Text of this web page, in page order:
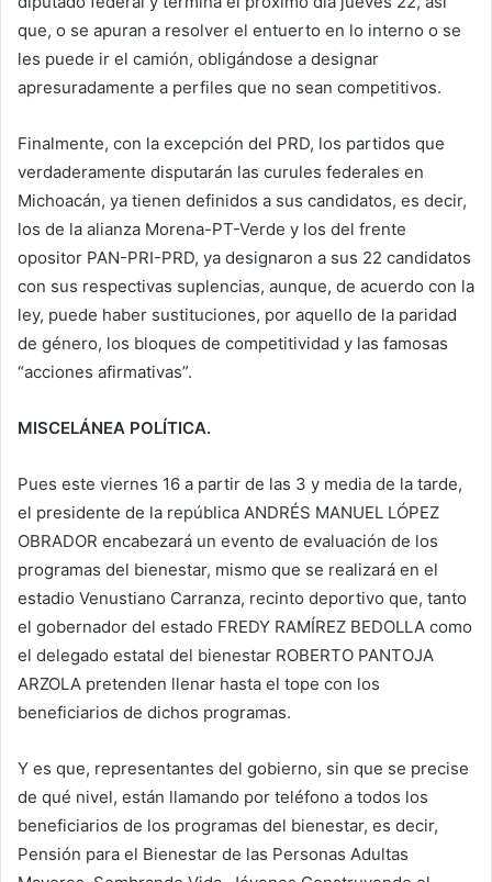
que, o se apuran a resolver el entuerto en lo interno o se
les puede ir el camión, obligándose a designar
apresuradamente a perfiles que no sean competitivos.
Finalmente, con la excepción del PRD, los partidos que
verdaderamente disputarán las curules federales en
Michoacán, ya tienen definidos a sus candidatos, es decir,
los de la alianza Morena-PT-Verde y los del frente
opositor PAN-PRI-PRD, ya designaron a sus 22 candidatos
con sus respectivas suplencias, aunque, de acuerdo con la
ley, puede haber sustituciones, por aquello de la paridad
de género, los bloques de competitividad y las famosas
“acciones afirmativas”.
MISCELÁNEA POLÍTICA.
Pues este viernes 16 a partir de las 3 y media de la tarde,
el presidente de la república ANDRÉS MANUEL LÓPEZ
OBRADOR encabezará un evento de evaluación de los
programas del bienestar, mismo que se realizará en el
estadio Venustiano Carranza, recinto deportivo que, tanto
el gobernador del estado FREDY RAMÍREZ BEDOLLA como
el delegado estatal del bienestar ROBERTO PANTOJA
ARZOLA pretenden llenar hasta el tope con los
beneficiarios de dichos programas.
Y es que, representantes del gobierno, sin que se precise
de qué nivel, están llamando por teléfono a todos los
beneficiarios de los programas del bienestar, es decir,
Pensión para el Bienestar de las Personas Adultas